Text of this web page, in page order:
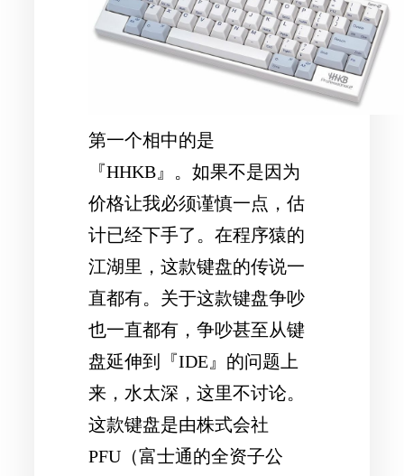
第一个相中的是
『HHKB』。如果不是因为
价格让我必须谨慎一点，估
计已经下手了。在程序猿的
江湖里，这款键盘的传说一
直都有。关于这款键盘争吵
也一直都有，争吵甚至从键
盘延伸到『IDE』的问题上
来，水太深，这里不讨论。
这款键盘是由株式会社
PFU（富士通的全资子公